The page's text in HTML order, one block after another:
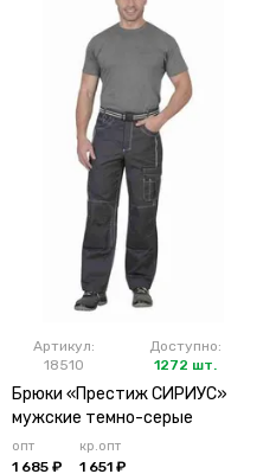
Артикул:
18510
Доступно:
1272 шт.
Брюки «Престиж СИРИУС»
мужские темно-серые
опт
1 685 ₽
кр.опт
1 651 ₽